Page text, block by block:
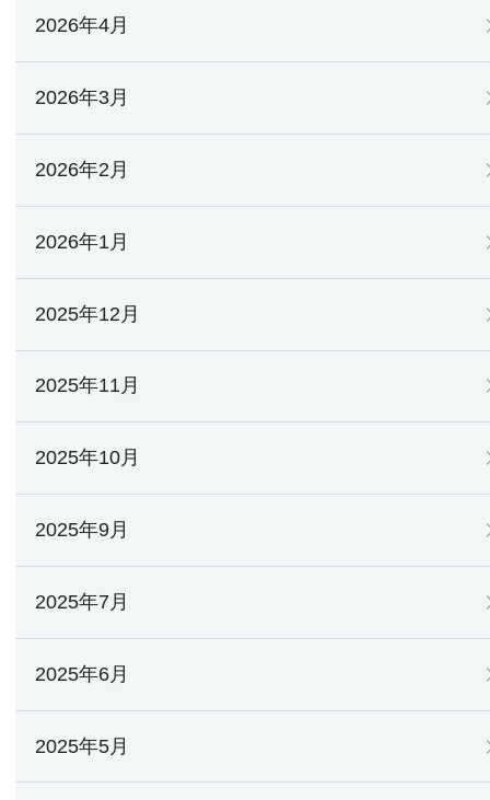
2026年4月
2026年3月
2026年2月
2026年1月
2025年12月
2025年11月
2025年10月
2025年9月
2025年7月
2025年6月
2025年5月